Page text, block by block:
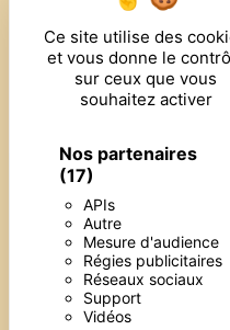
Ce site utilise des
et vous donne le
sur ceux que vous
souhaitez activer
Nos partenaires
(17)
APIs
Autre
Mesure d'audience
Régies publicitaires
Réseaux sociaux
Support
Vidéos
qui correspondent
goûts. Il vous
leur entretien. Il
vous satisfaire au
reste à votre
questions
diversachats
débarras